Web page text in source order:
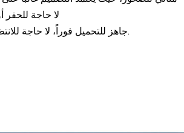
- لا حاجة للحفر
- جاهز للتحميل فوراً، لا حاجة للانتظار حتى يجف.